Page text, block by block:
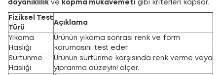
dayanıklılık ve kopma mukavemeti gibi kriterleri kapsar.
Fiziksel Test
Türü
Açıklama
Yıkama
Haslığı
Ürünün yıkama sonrası renk ve form
korumasını test eder.
Sürtünme
Haslığı
Ürünün sürtünme karşısında renk verme veya
yıpranma düzeyini ölçer.